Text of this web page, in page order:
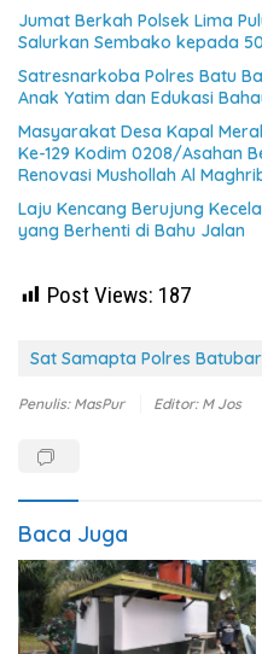
Jumat Berkah Polsek Lima
Salurkan Sembako kepada
Satresnarkoba Polres Batu
Anak Yatim dan Edukasi
Masyarakat Desa Kapal
Ke-129 Kodim 0208/Asahan
Renovasi Mushollah Al
Laju Kencang Berujung
yang Berhenti di Bahu Jalan
Post Views: 187
Sat Samapta Polres
Penulis: MasPur Editor: M Jos
Baca Juga